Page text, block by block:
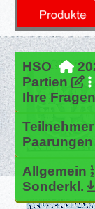
HSO
Partien
Ihre
Teilnehmer
Allgemein
Sonderkl.